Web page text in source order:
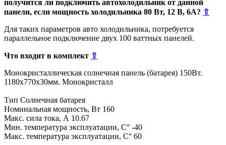
получится ли подключить автохолодильник от данной
панели, если мощность холодильника 80 Вт, 12 В, 6А? ⇧
Для таких параметров авто холодильника, потребуется
параллельное подключение двух 100 ваттных панелей.
Что входит в комплект ⇧
Монокристаллическая солнечная панель (батарея) 150Вт.
1180х770х30мм. Монокристалл
Тип Солнечная батарея
Номинальная мощность, Вт 160
Макс. сила тока, А 10.67
Мин. температура эксплуатации, С° -40
Макс. температура эксплуатации, С° 60